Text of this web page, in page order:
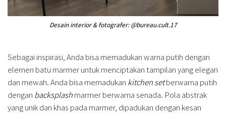
Desain interior & fotografer: @bureau.cult.17
Sebagai inspirasi, Anda bisa memadukan warna putih dengan
elemen batu marmer untuk menciptakan tampilan yang elegan
dan mewah. Anda bisa memadukan kitchen setberwarna putih
dengan backsplashmarmer berwarna senada. Pola abstrak
yang unik dan khas pada marmer, dipadukan dengan kesan